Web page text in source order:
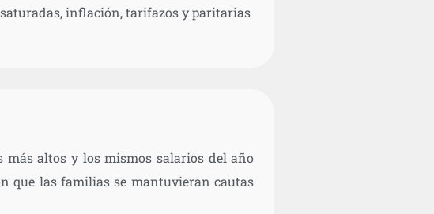
inflación, tarifazos y paritarias
más altos y los mismos salarios del año
que las familias se mantuvieran cautas